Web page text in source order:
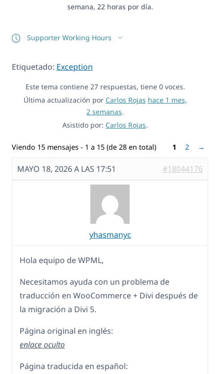
semana, 22 horas por día.
Supporter Working Hours
Etiquetado: Exception
Este tema contiene 27 respuestas, tiene 0 voces.
Última actualización por Carlos Rojas hace 1 mes,
2 semanas.
Asistido por: Carlos Rojas.
Viendo 15 mensajes - 1 a 15 (de 28 en total) 1 2 →
MAYO 18, 2026 A LAS 17:51 #18044176
yhasmanyc
Hola equipo de WPML,
Necesitamos ayuda con un problema de
traducción en WooCommerce + Divi después de
la migración a Divi 5.
Página original en inglés:
enlace oculto
Página traducida en español: